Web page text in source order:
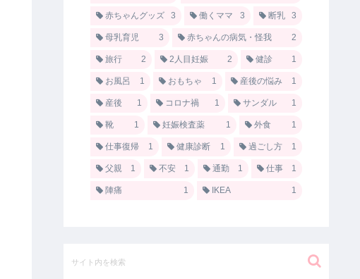
赤ちゃんグッズ 3 働くママ 3 断乳 3
母乳育児 3 赤ちゃんの病気・怪我 2
旅行 2 2人目妊娠 2 健診 1
お風呂 1 おもちゃ 1 産後の悩み 1
産後 1 コロナ禍 1 サンダル 1
靴 1 妊娠検査薬 1 外食 1
仕事復帰 1 健康診断 1 過ごし方 1
父親 1 不安 1 通勤 1 仕事 1
陣痛 1 IKEA 1